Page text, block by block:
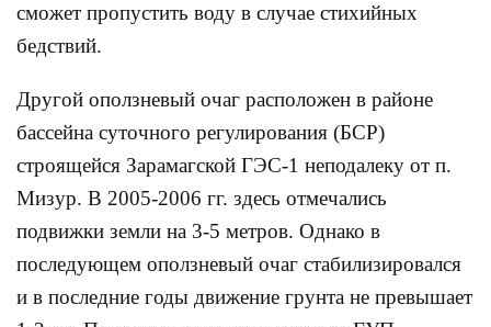
сможет пропустить воду в случае стихийных
бедствий.
Другой оползневый очаг расположен в районе
бассейна суточного регулирования (БСР)
строящейся Зарамагской ГЭС-1 неподалеку от п.
Мизур. В 2005-2006 гг. здесь отмечались
подвижки земли на 3-5 метров. Однако в
последующем оползневый очаг стабилизировался
и в последние годы движение грунта не превышает